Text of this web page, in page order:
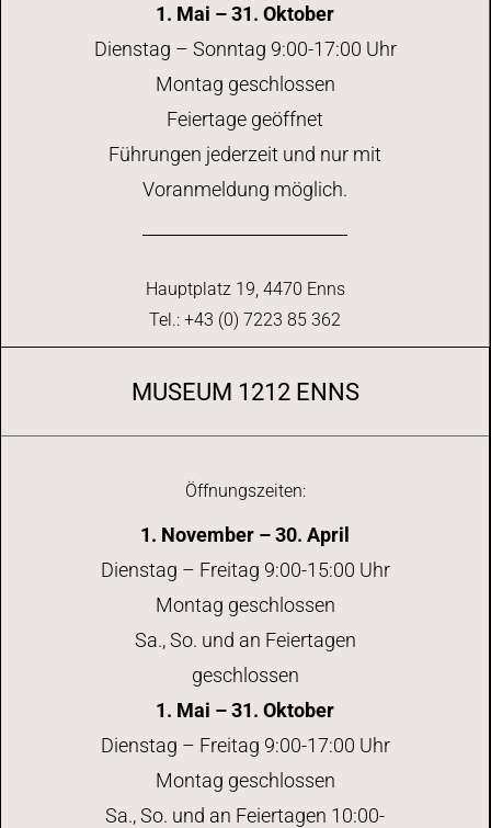
1. Mai – 31. Oktober
Dienstag – Sonntag 9:00-17:00 Uhr
Montag geschlossen
Feiertage geöffnet
Führungen jederzeit und nur mit
Voranmeldung möglich.
Hauptplatz 19, 4470 Enns
Tel.: +43 (0) 7223 85 362
MUSEUM 1212 ENNS
Öffnungszeiten:
1. November – 30. April
Dienstag – Freitag 9:00-15:00 Uhr
Montag geschlossen
Sa., So. und an Feiertagen
geschlossen
1. Mai – 31. Oktober
Dienstag – Freitag 9:00-17:00 Uhr
Montag geschlossen
Sa., So. und an Feiertagen 10:00-